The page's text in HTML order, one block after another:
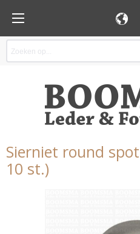
Sierniet round
10 st.)